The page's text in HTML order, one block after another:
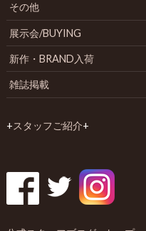
その他
展示会/BUYING
新作・BRAND入荷
雑誌掲載
+スタッフご紹介+